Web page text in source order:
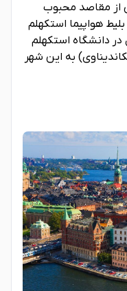
از مقاصد محبوب
هواپیما استکهلم
دانشگاه استکهلم
به این شهر